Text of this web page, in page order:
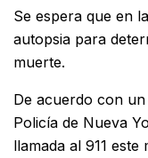
Se espera que en
autopsia para
muerte.
De acuerdo con
Policía de Nueva
llamada al 911